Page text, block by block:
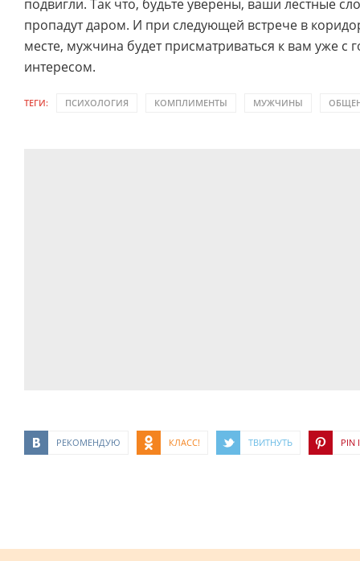
подвигли. Так что, будьте уверены, ваши лестные
пропадут даром. И при следующей встрече в
месте, мужчина будет присматриваться к вам уже с
интересом.
ТЕГИ: ПСИХОЛОГИЯ КОМПЛИМЕНТЫ МУЖЧИНЫ
РЕКОМЕНДУЮ КЛАСС! ТВИТНУТЬ PIN